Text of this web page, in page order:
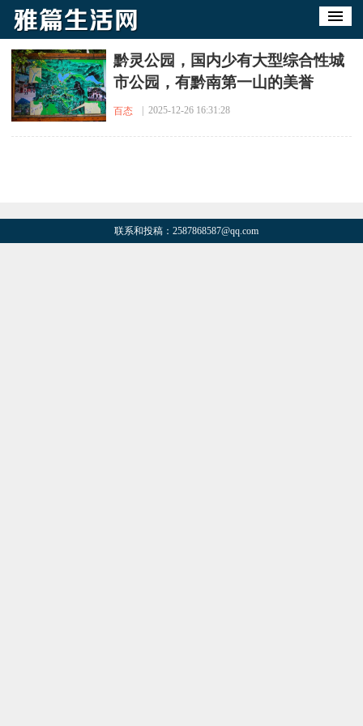
​黔灵公园，国内少有大型综合性城
市公园，有黔南第一山的美誉
百态 | 2025-12-26 16:31:28
联系和投稿：2587868587@qq.com